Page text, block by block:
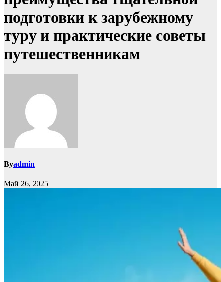
подготовки к зарубежному
туру и практические советы
путешественникам
Byadmin
Май 26, 2025